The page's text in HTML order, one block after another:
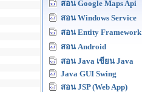
สอน Google Maps Api
สอน Windows Service
สอน Entity Framework
สอน Android
สอน Java เขียน Java
Java GUI Swing
สอน JSP (Web App)